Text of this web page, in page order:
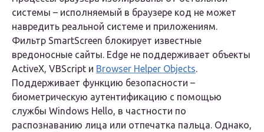
системы – исполняемый в браузере код не может
навредить реальной системе и приложениям.
Фильтр SmartScreen блокирует известные
вредоносные сайты. Edge не поддерживает объекты
ActiveX, VBScript и Browser Helper Objects.
Поддерживает функцию безопасности –
биометрическую аутентификацию с помощью
службы Windows Hello, в частности по
распознаванию лица или отпечатка пальца. Однако,